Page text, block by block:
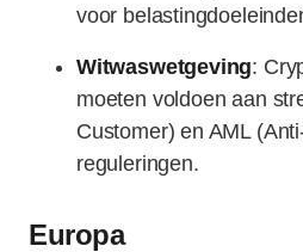
voor
Witwaswetgeving:
moeten voldoen aan
Customer) en AML
reguleringen.
Europa